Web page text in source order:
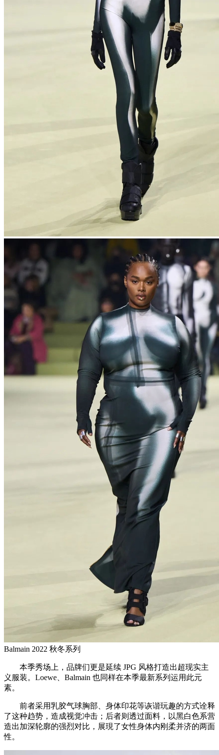
Balmain 2022 秋冬系列
本季秀场上，品牌们更是延续 JPG 风格打造出超现实主
义服装。Loewe、Balmain 也同样在本季最新系列运用此元
素。
前者采用乳胶气球胸部、身体印花等诙谐玩趣的方式诠释
了这种趋势，造成视觉冲击；后者则透过面料，以黑白色系营
造出加深轮廓的强烈对比，展現了女性身体内刚柔并济的两面
性。